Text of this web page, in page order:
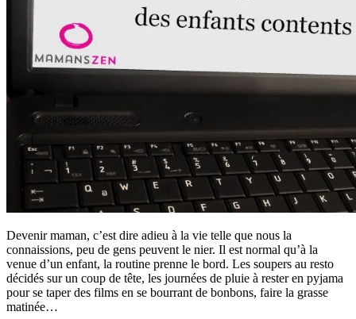
Devenir maman, c’est dire adieu à la vie telle que nous la
connaissions, peu de gens peuvent le nier. Il est normal qu’à la
venue d’un enfant, la routine prenne le bord. Les soupers au resto
décidés sur un coup de tête, les journées de pluie à rester en pyjama
pour se taper des films en se bourrant de bonbons, faire la grasse
matinée…